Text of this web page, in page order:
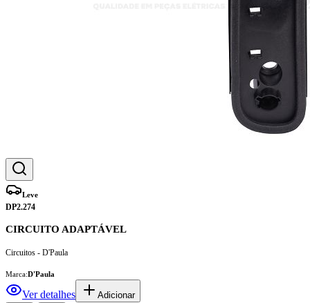
Leve
DP2.274
CIRCUITO ADAPTÁVEL
Circuitos - D'Paula
Marca:D'Paula
Ver detalhes Adicionar